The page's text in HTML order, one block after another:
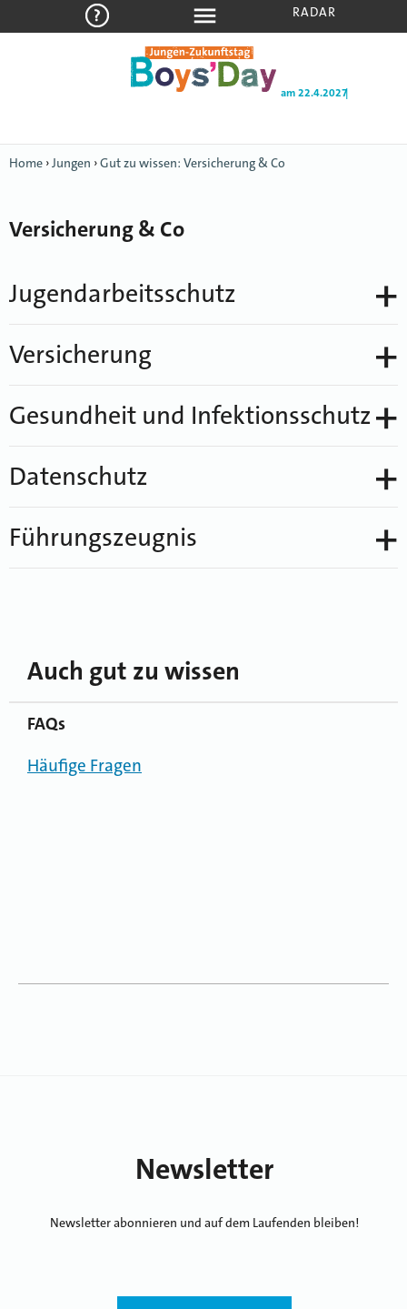
am 22.4.2027|
RADAR
Home ›Jungen ›Gut zu wissen: Versicherung & Co
Versicherung & Co
Jugendarbeitsschutz
Versicherung
Gesundheit und Infektionsschutz
Datenschutz
Führungszeugnis
Auch gut zu wissen
FAQs
Häufige Fragen
Newsletter
Newsletter abonnieren und auf dem Laufenden bleiben!